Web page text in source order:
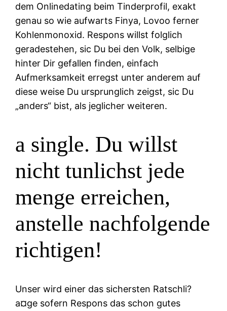
dem Onlinedating beim Tinderprofil, exakt
genau so wie aufwarts Finya, Lovoo ferner
Kohlenmonoxid. Respons willst folglich
geradestehen, sic Du bei den Volk, selbige
hinter Dir gefallen finden, einfach
Aufmerksamkeit erregst unter anderem auf
diese weise Du ursprunglich zeigst, sic Du
„anders“ bist, als jeglicher weiteren.
a single. Du willst
nicht tunlichst jede
menge erreichen,
anstelle nachfolgende
richtigen!
Unser wird einer das sichersten Ratschli?
a¤ge sofern Respons das schon gutes